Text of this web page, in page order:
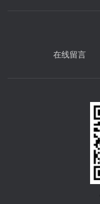
在线留言